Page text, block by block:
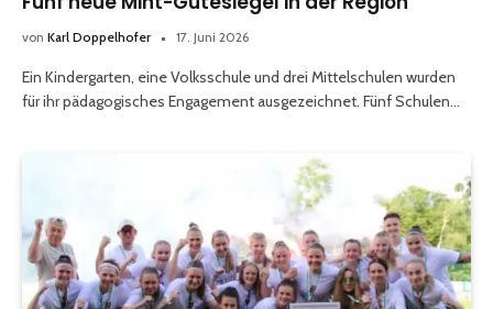
von Karl Doppelhofer 17. Juni 2026
Ein Kindergarten, eine Volksschule und drei Mittelschulen wurden
für ihr pädagogisches Engagement ausgezeichnet. Fünf Schulen…